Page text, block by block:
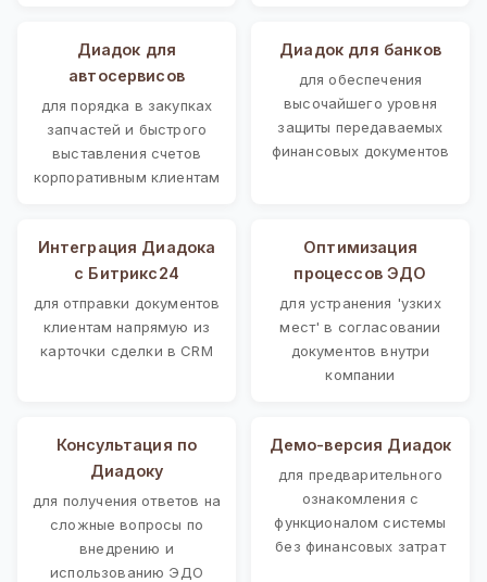
Диадок для
автосервисов
для порядка в закупках
запчастей и быстрого
выставления счетов
корпоративным клиентам
Диадок для банков
для обеспечения
высочайшего уровня
защиты передаваемых
финансовых документов
Интеграция Диадока
с Битрикс24
для отправки документов
клиентам напрямую из
карточки сделки в CRM
Оптимизация
процессов ЭДО
для устранения 'узких
мест' в согласовании
документов внутри
компании
Консультация по
Диадоку
для получения ответов на
сложные вопросы по
внедрению и
использованию ЭДО
Демо-версия Диадок
для предварительного
ознакомления с
функционалом системы
без финансовых затрат